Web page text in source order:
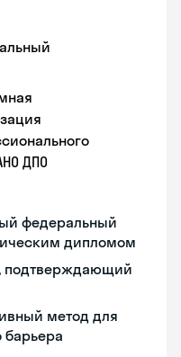
ДПО
федеральный
дипломом
подтверждающий
метод для
барьера